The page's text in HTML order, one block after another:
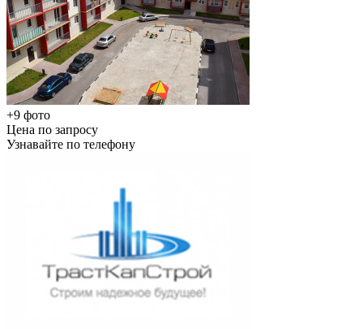
+9 фото
Цена по запросу
Узнавайте по телефону